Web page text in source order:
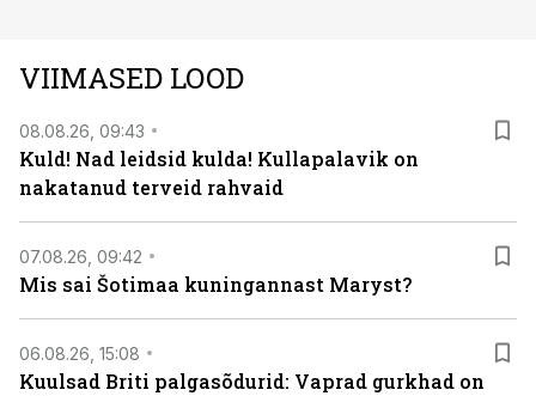
viasathistory.eu/ee
VIIMASED LOOD
08.08.26, 09:43
Kuld! Nad leidsid kulda! Kullapalavik on
nakatanud terveid rahvaid
07.08.26, 09:42
Mis sai Šotimaa kuningannast Maryst?
06.08.26, 15:08
Kuulsad Briti palgasõdurid: Vaprad gurkhad on